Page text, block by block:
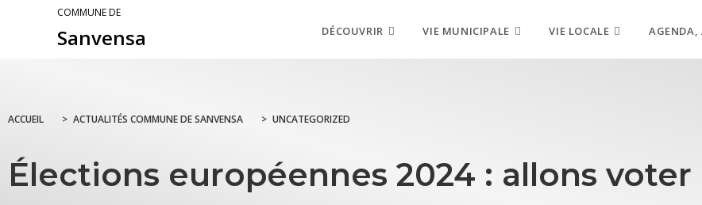
COMMUNE DE
Sanvensa DÉCOUVRIR VIE MUNICIPALE VIE LOCALE AGENDA,
ACCUEIL > ACTUALITÉS COMMUNE DE SANVENSA > UNCATEGORIZED
Élections européennes 2024 : allons voter